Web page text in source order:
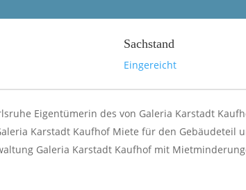
Sachstand
Eingereicht
Eigentümerin des von Galeria Karstadt
Karstadt Kaufhof Miete für den Gebäudeteil
Galeria Karstadt Kaufhof mit